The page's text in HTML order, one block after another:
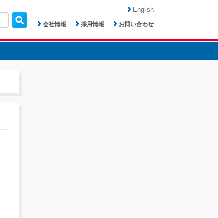
会社情報 採用情報 お問い合わせ
English